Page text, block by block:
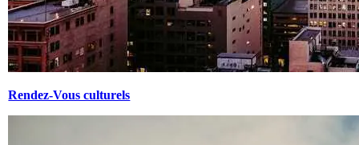
Rendez-Vous culturels